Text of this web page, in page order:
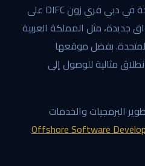
يمكن أن تساعدك شركة برمجة في دبي فري زون DIFC على
جديدة، مثل المملكة العربية
المتحدة. بفضل موقعها
مثالية للوصول إلى
البرمجيات والخدمات
Offshore Software